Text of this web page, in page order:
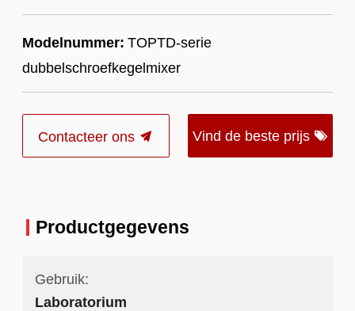
Modelnummer: TOPTD-serie
dubbelschroefkegelmixer
Contacteer ons Vind de beste prijs
Productgegevens
Gebruik:
Laboratorium